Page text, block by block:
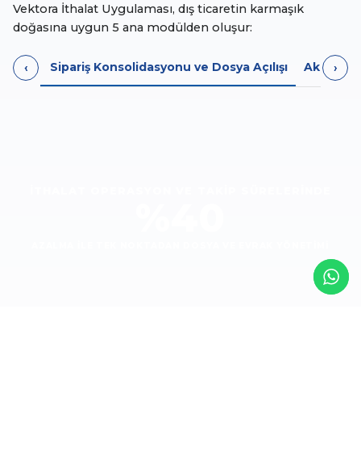
Vektora İthalat Uygulaması, dış ticaretin karmaşık
doğasına uygun 5 ana modülden oluşur:
‹ Sipariş Konsolidasyonu ve Dosya Açılışı Akıllı
›